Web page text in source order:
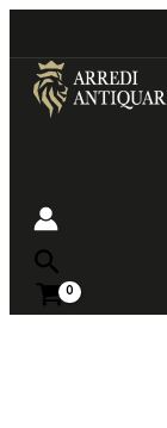
to
content
Near